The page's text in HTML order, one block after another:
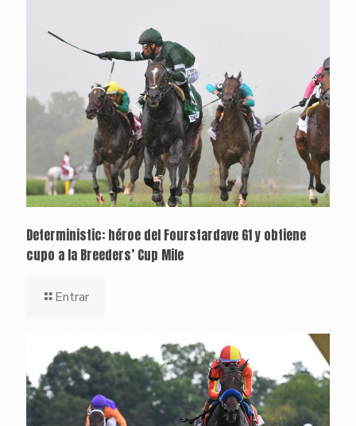
Deterministic: héroe del Fourstardave G1 y obtiene
cupo a la Breeders’ Cup Mile
Entrar